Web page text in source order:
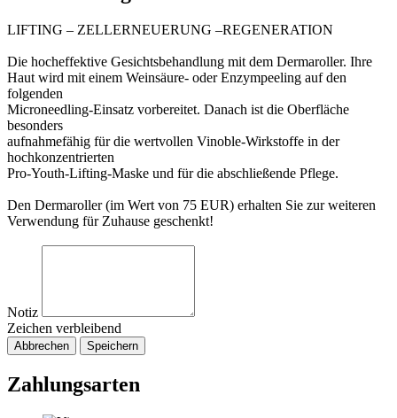
LIFTING – ZELLERNEUERUNG –REGENERATION
Die hocheffektive Gesichtsbehandlung mit dem Dermaroller. Ihre
Haut wird mit einem Weinsäure- oder Enzympeeling auf den
folgenden
Microneedling-Einsatz vorbereitet. Danach ist die Oberfläche
besonders
aufnahmefähig für die wertvollen Vinoble-Wirkstoffe in der
hochkonzentrierten
Pro-Youth-Lifting-Maske und für die abschließende Pflege.
Den Dermaroller (im Wert von 75 EUR) erhalten Sie zur weiteren
Verwendung für Zuhause geschenkt!
Notiz
Zeichen verbleibend
Abbrechen Speichern
Zahlungsarten